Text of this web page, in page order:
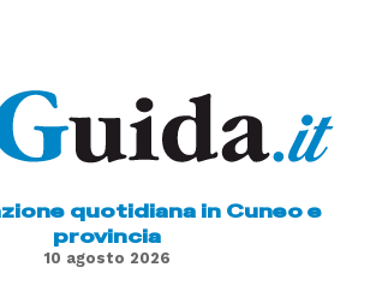
quotidiana in Cuneo e
provincia
10 agosto 2026